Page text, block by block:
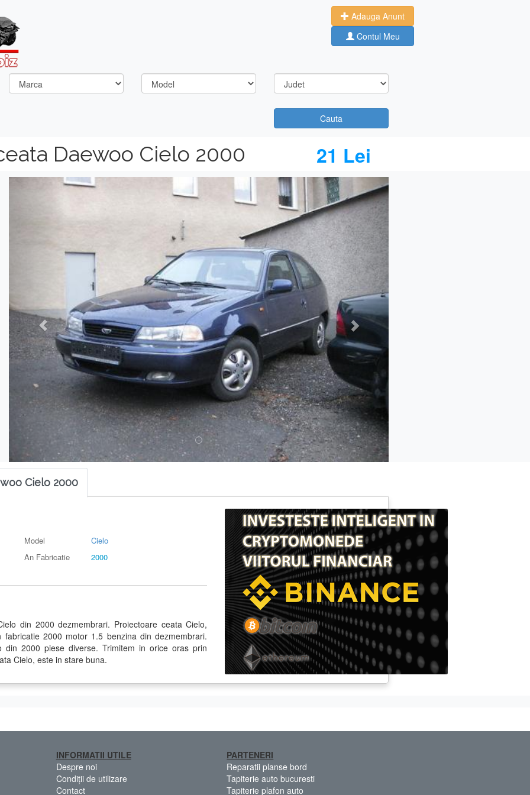
Adauga Anunt
Contul Meu
Cauta
Daewoo Cielo 2000 21 Lei
Previous Next
Cielo 2000
Model
Cielo
An Fabricatie 2000
din 2000 dezmembrari. Proiectoare ceata Cielo,
2000 motor 1.5 benzina din dezmembrari.
din 2000 piese diverse. Trimitem in orice oras prin
Cielo, este in stare buna.
INFORMATII UTILE
Despre noi
Condiții de utilizare
Contact
PARTENERI
Reparatii planse bord
Tapiterie auto bucuresti
Tapiterie plafon auto